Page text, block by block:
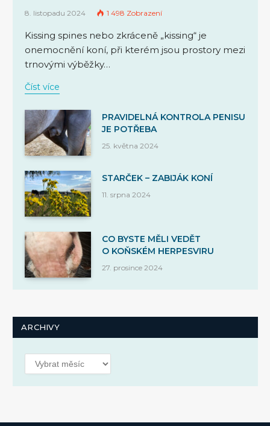
8. listopadu 2024 1 498 Zobrazení
Kissing spines nebo zkráceně „kissing“ je
onemocnění koní, při kterém jsou prostory mezi
trnovými výběžky…
Číst více
PRAVIDELNÁ KONTROLA PENISU
JE POTŘEBA
25. května 2024
STARČEK – ZABIJÁK KONÍ
11. srpna 2024
CO BYSTE MĚLI VEDĚT
O KOŇSKÉM HERPESVIRU
27. prosince 2024
ARCHIVY
Archivy